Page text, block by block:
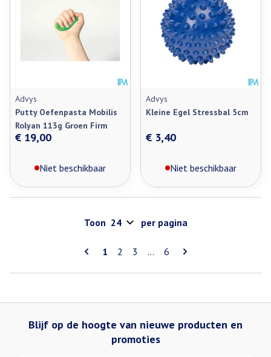
Advys
Putty Oefenpasta Mobilis
Rolyan 113g Groen Firm
€ 19,00
Niet beschikbaar
Advys
Kleine Egel Stressbal 5cm
€ 3,40
Niet beschikbaar
Pagina's
U lees momenteel pagina
1 Pagina
2 Pagina
3 ... Pagina
6
Toon per pagina
Blijf op de hoogte van nieuwe producten en
promoties